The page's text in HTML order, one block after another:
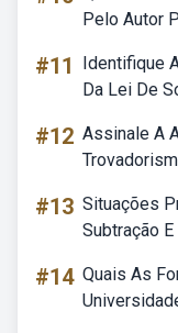
Pelo Autor
#11
Identifique
Da Lei De
#12 Assinale A
#13 Situações
Subtração
#14 Quais As